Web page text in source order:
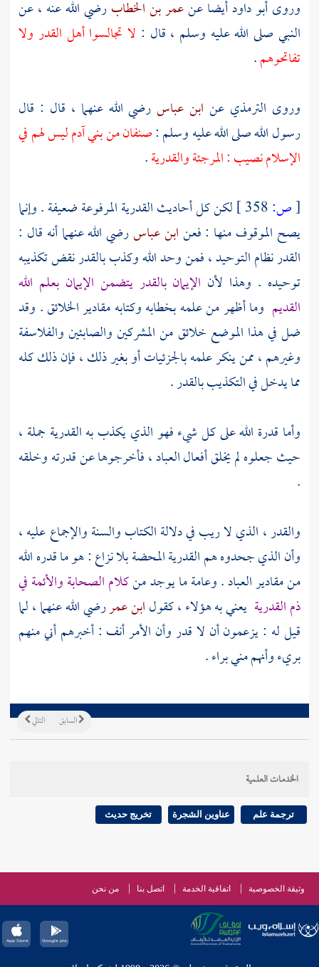
وروىأبو داودأيضا عنعمر بن الخطابرضي الله عنه ، عن
النبي صلى الله عليه وسلم ، قال : لا تجالسواأهل القدر ولا
تفاتحوهم.
وروى الترمذي عن ابن عباس رضي الله عنهما ، قال : قال
رسول الله صلى الله عليه وسلم :صنفان من بني آدم ليس لهم في
الإسلام نصيب :المرجئةوالقدرية.
[ص: لكن كل أحاديثالقدريةالمرفوعة ضعيفة . وإنما
يصح الموقوف منها : فعنابن عباسرضي الله عنهما أنه قال :
القدر نظام التوحيد ، فمن وحد الله وكذب بالقدر نقض تكذيبه
توحيده . وهذا لأن الإيمان بالقدر يتضمن الإيمان بعلم الله
القديم وما أظهر من علمه بخطابه وكتابه مقادير الخلائق . وقد
ضل في هذا الموضع خلائق من المشركين والصابئين والفلاسفة
وغيرهم ، ممن ينكر علمه بالجزئيات أو بغير ذلك ، فإن ذلك كله
مما يدخل في التكذيب بالقدر .
وأما قدرة الله على كل شيء فهو الذي يكذب بهالقدرية جملة ،
حيث جعلوه لم يخلق أفعال العباد ، فأخرجوها عن قدرته وخلقه
.
والقدر ، الذي لا ريب في دلالة الكتاب والسنة والإجماع عليه ،
وأن الذي جحدوه همالقدريةالمحضة بلا نزاع : هو ما قدره الله
من مقادير العباد . وعامة ما يوجد منكلامالصحابةوالأئمة في
ذمالقدرية يعني به هؤلاء ، كقولابن عمررضي الله عنهما ، لما
قيل له : يزعمون أن لا قدر وأن الأمر أنف : أخبرهم أني منهم
بريء وأنهم مني براء .
التالي السابق
الخدمات العلمية
ترجمة علم عناوين الشجرة تخريج حديث
وثيقة الخصوصية اتفاقية الخدمة اتصل بنا من نحن